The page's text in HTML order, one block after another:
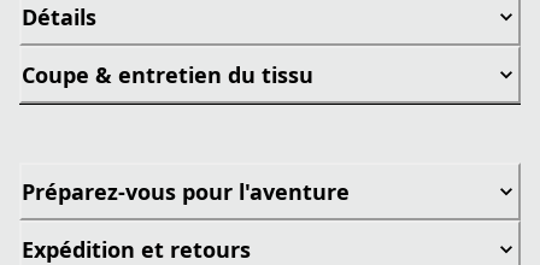
Détails
Coupe & entretien du tissu
Préparez-vous pour l'aventure
Expédition et retours